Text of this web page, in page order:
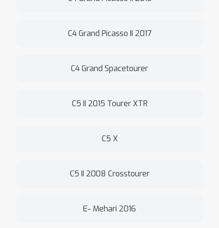
C4 Grand Picasso II 2017
C4 Grand Spacetourer
C5 II 2015 Tourer XTR
C5 X
C5 II 2008 Crosstourer
E- Mehari 2016